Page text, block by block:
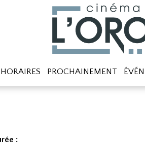
HORAIRES PROCHAINEMENT
: